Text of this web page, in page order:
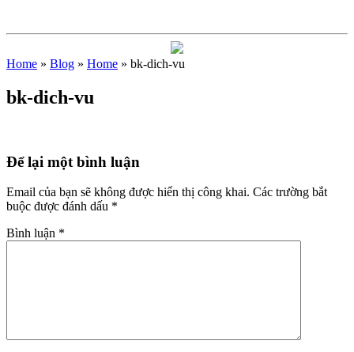
Home » Blog » Home » bk-dich-vu
bk-dich-vu
Để lại một bình luận
Email của bạn sẽ không được hiển thị công khai. Các trường bắt
buộc được đánh dấu *
Bình luận *